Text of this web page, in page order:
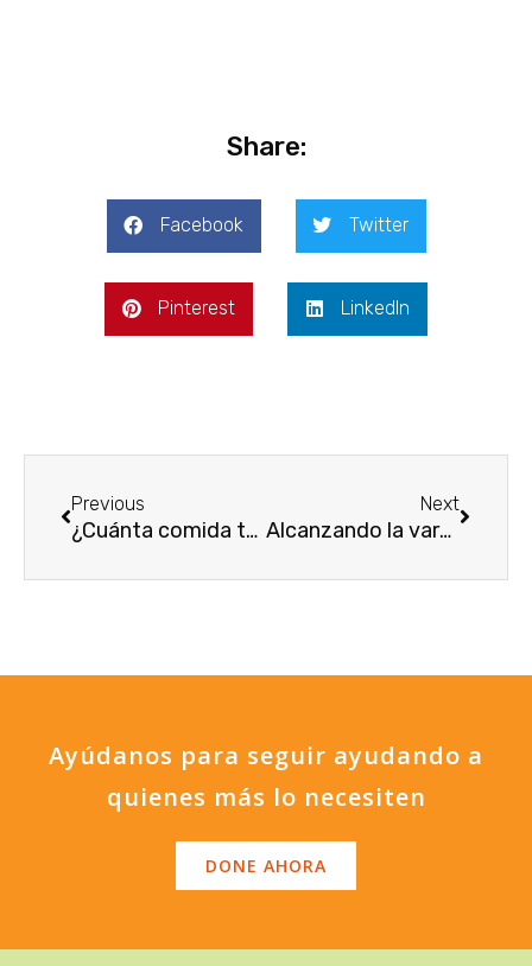
Share:
Facebook Twitter
Pinterest LinkedIn
Previous
¿Cuánta comida termina en la basura en el país?
Next
Alcanzando la vara: el caso de Luis Albeiro Jiménez
Ayúdanos para seguir ayudando a
quienes más lo necesiten
DONE AHORA